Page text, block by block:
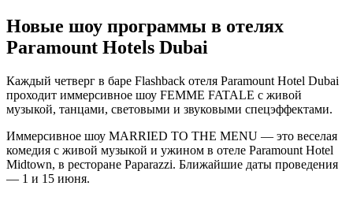
Новые шоу программы в отелях
Paramount Hotels Dubai
Каждый четверг в баре Flashback отеля Paramount Hotel Dubai
проходит иммерсивное шоу FEMME FATALE с живой
музыкой, танцами, световыми и звуковыми спецэффектами.
Иммерсивное шоу MARRIED TO THE MENU — это веселая
комедия с живой музыкой и ужином в отеле Paramount Hotel
Midtown, в ресторане Paparazzi. Ближайшие даты проведения
— 1 и 15 июня.